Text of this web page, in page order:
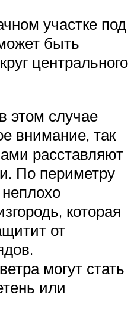
участке под
быть
центрального
этом случае
внимание, так
расставляют
По периметру
которая
от
могут стать
или